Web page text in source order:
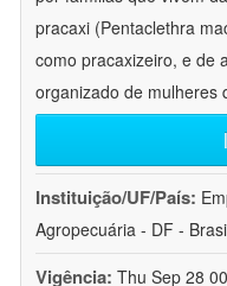
pracaxi (Pentaclethra
como pracaxizeiro, e de
organizado de mulheres
Instituição/UF/País:
Agropecuária - DF -
Vigência: Thu Sep 28